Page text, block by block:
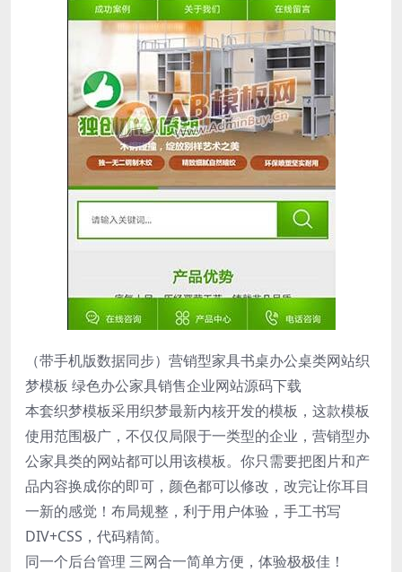
（带手机版数据同步）营销型家具书桌办公桌类网站织
梦模板 绿色办公家具销售企业网站源码下载
本套织梦模板采用织梦最新内核开发的模板，这款模板
使用范围极广，不仅仅局限于一类型的企业，营销型办
公家具类的网站都可以用该模板。你只需要把图片和产
品内容换成你的即可，颜色都可以修改，改完让你耳目
一新的感觉！布局规整，利于用户体验，手工书写
DIV+CSS，代码精简。
同一个后台管理 三网合一简单方便，体验极极佳！